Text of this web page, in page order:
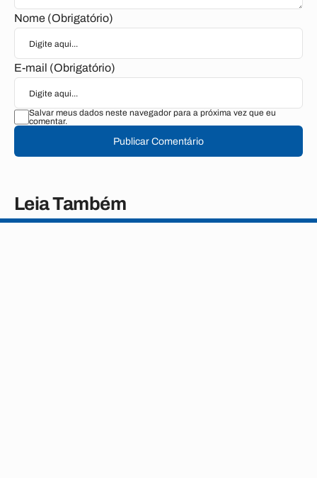
Nome (Obrigatório)
E-mail (Obrigatório)
Salvar meus dados neste navegador para a próxima vez que eu
comentar.
Publicar Comentário
Leia Também